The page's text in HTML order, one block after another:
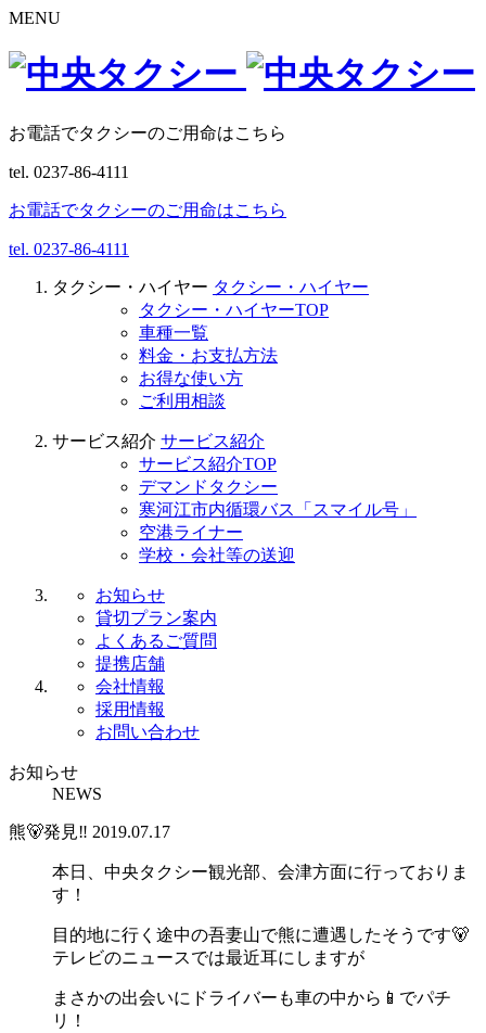
MENU
お電話でタクシーのご用命はこちら
tel. 0237-86-4111
お電話でタクシーのご用命はこちら
tel. 0237-86-4111
タクシー・ハイヤー タクシー・ハイヤー
タクシー・ハイヤーTOP
車種一覧
料金・お支払方法
お得な使い方
ご利用相談
サービス紹介 サービス紹介
サービス紹介TOP
デマンドタクシー
寒河江市内循環バス「スマイル号」
空港ライナー
学校・会社等の送迎
お知らせ
貸切プラン案内
よくあるご質問
提携店舗
会社情報
採用情報
お問い合わせ
お知らせ
NEWS
熊🐻発見‼ 2019.07.17
本日、中央タクシー観光部、会津方面に行っておりま
す！
目的地に行く途中の吾妻山で熊に遭遇したそうです🐻
テレビのニュースでは最近耳にしますが
まさかの出会いにドライバーも車の中から📱でパチ
リ！